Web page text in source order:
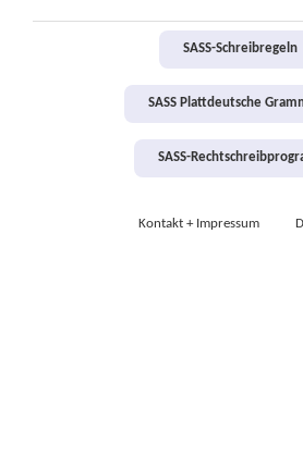
SASS-Schreibregeln
SASS Plattdeutsche
SASS-
Kontakt + Impressum